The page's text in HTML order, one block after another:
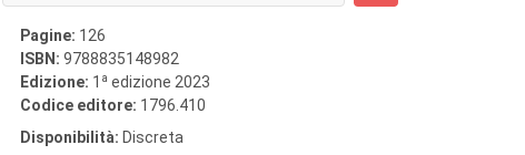
Pagine: 126
ISBN: 9788835148982
Edizione: 1 a edizione 2023
Codice editore: 1796.410
Disponibilità: Discreta